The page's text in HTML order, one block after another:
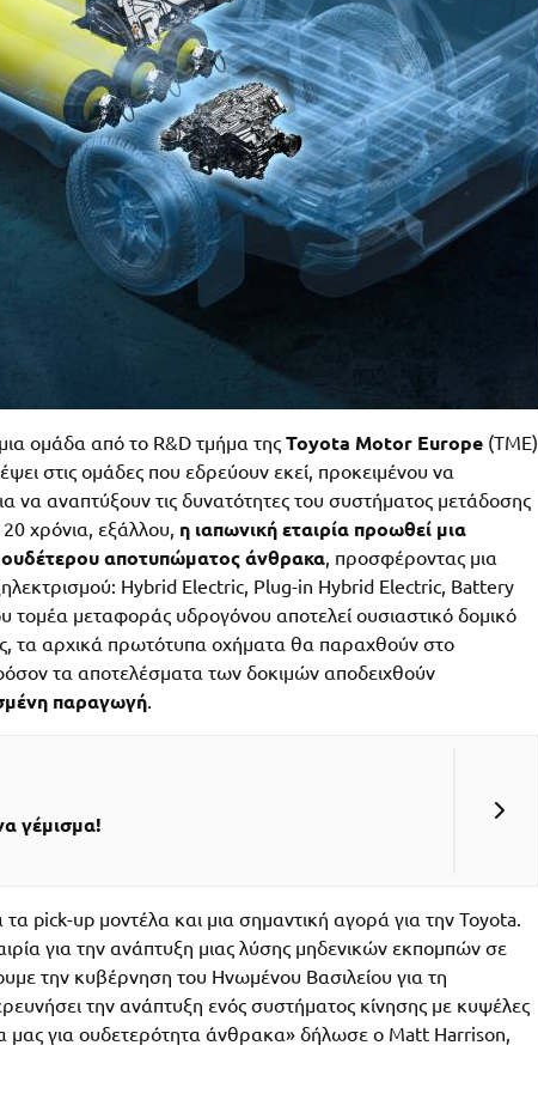
ομάδα από το R&D τμήμα της Toyota Motor Europe (TME)
στις ομάδες που εδρεύουν εκεί, προκειμένου να
να αναπτύξουν τις δυνατότητες του συστήματος μετάδοσης
χρόνια, εξάλλου, η ιαπωνική εταιρία προωθεί μια
ουδέτερου αποτυπώματος άνθρακα, προσφέροντας μια
Hybrid Electric, Plug-in Hybrid Electric, Battery
τομέα μεταφοράς υδρογόνου αποτελεί ουσιαστικό δομικό
τα αρχικά πρωτότυπα οχήματα θα παραχθούν στο
τα αποτελέσματα των δοκιμών αποδειχθούν
παραγωγή.
γέμισμα!
τα pick-up μοντέλα και μια σημαντική αγορά για την Toyota.
για την ανάπτυξη μιας λύσης μηδενικών εκπομπών σε
την κυβέρνηση του Ηνωμένου Βασιλείου για τη
την ανάπτυξη ενός συστήματος κίνησης με κυψέλες
μας για ουδετερότητα άνθρακα» δήλωσε ο Matt Harrison,